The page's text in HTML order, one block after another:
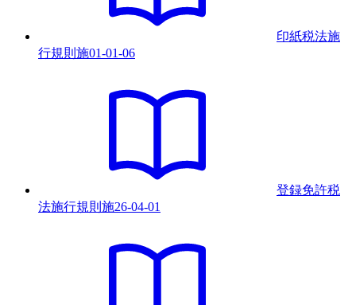
印紙税法施
行規則 施01-01-06
登録免許税
法施行規則 施26-04-01